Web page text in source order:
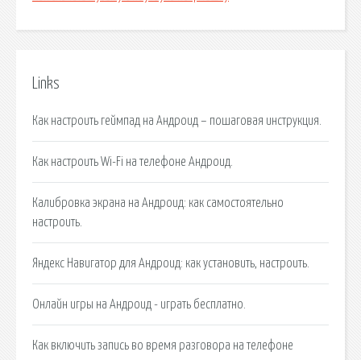
Links
Как настроить геймпад на Андроид – пошаговая инструкция.
Как настроить Wi-Fi на телефоне Андроид.
Калибровка экрана на Андроид: как самостоятельно
настроить.
Яндекс Навигатор для Андроид: как установить, настроить.
Онлайн игры на Андроид - играть бесплатно.
Как включить запись во время разговора на телефоне